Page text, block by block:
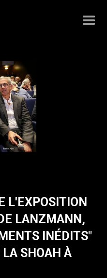
L'EXPOSITION
LANZMANN,
INÉDITS"
SHOAH À